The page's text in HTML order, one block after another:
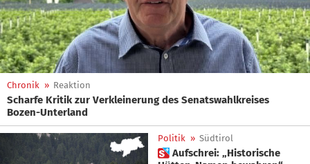
Chronik » Reaktion
Scharfe Kritik zur Verkleinerung des Senatswahlkreises
Bozen-Unterland
Politik » Südtirol
 Aufschrei: „Historische